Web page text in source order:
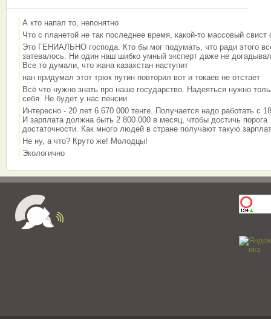
А кто напал то, непонятно
Что с планетой не так последнее время, какой-то массовый свист
Это ГЕНИАЛЬНО господа. Кто бы мог подумать, что ради этого
затевалось. Ни один наш шибко умный эксперт даже не
Все то думали, что жана казахстан наступит
нан придумал этот трюк путин повторил вот и токаев не отстает
Всё что нужно знать про наше государство. Надеяться нужно
себя. Не будет у нас пенсии.
Интересно - 20 лет 6 670 000 тенге. Получается надо работать с
И зарплата должна быть 2 800 000 в месяц, чтобы достичь порога
достаточности. Как много людей в стране получают такую
Не ну, а что? Круто же! Молодцы!
Экологично